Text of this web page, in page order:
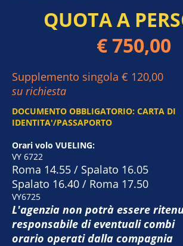
QUOTA A
€ 750,00
Supplemento singola € 120,00
su richiesta
DOCUMENTO OBBLIGATORIO: CARTA DI
IDENTITA'/PASSAPORTO
Orari volo VUELING:
VY 6722
Roma 14.55 / Spalato 16.05
Spalato 16.40 / Roma 17.50
VY6725
L'agenzia non potrà essere
responsabile di eventuali combi
orario operati dalla compagnia